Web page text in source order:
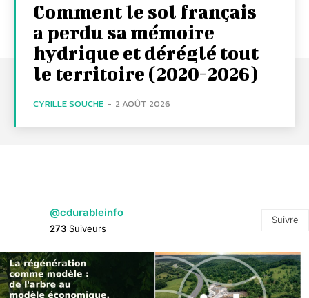
Comment le sol français
a perdu sa mémoire
hydrique et déréglé tout
le territoire (2020-2026)
CYRILLE SOUCHE - 2 AOÛT 2026
@cdurableinfo
273 Suiveurs
Suivre